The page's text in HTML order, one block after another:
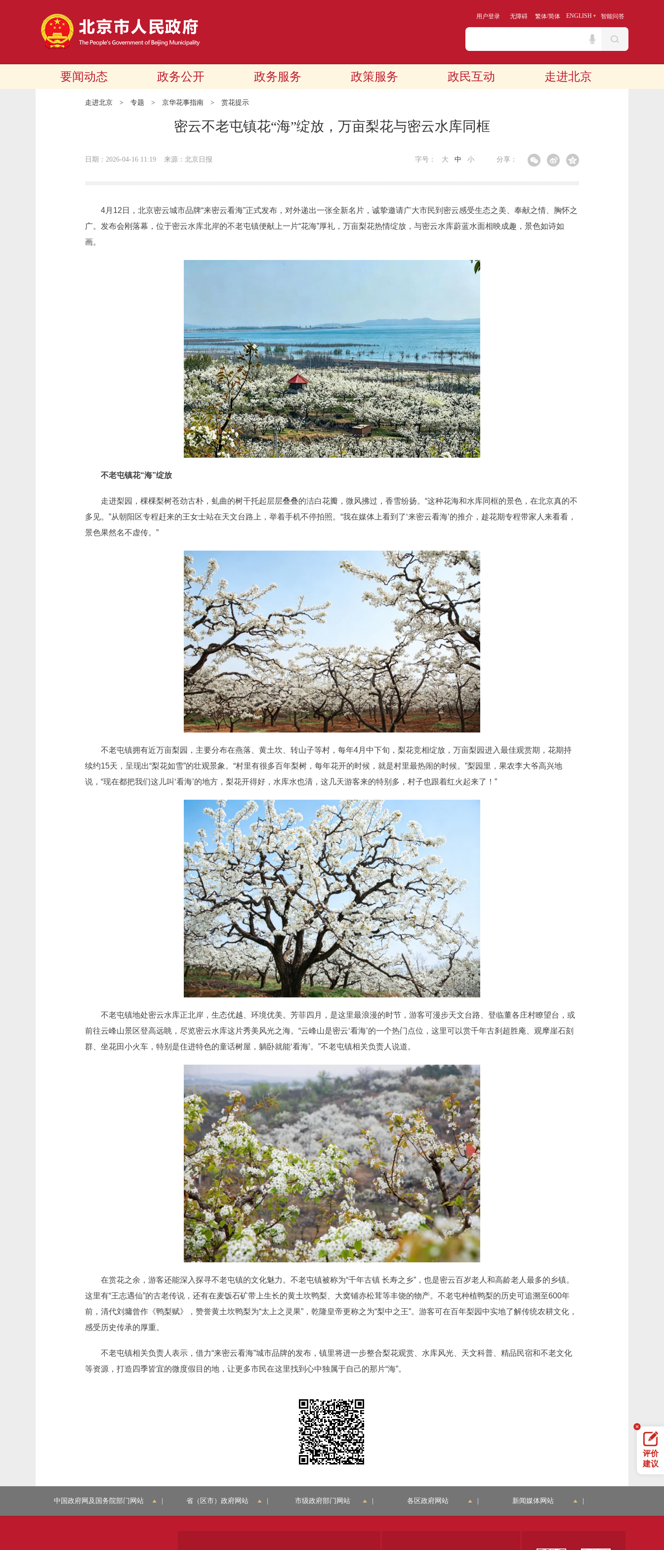
用户登录 无障碍 繁体/简体 ENGLISH 智能问答
要闻动态 政务公开 政务服务 政策服务 政民互动 走进北京
走进北京 > 专题 > 京华花事指南 > 赏花提示
密云不老屯镇花“海”绽放，万亩梨花与密云水库同框
日期：2026-04-16 11:19 来源：北京日报 分享：
字号： 大 中 小
4月12日，北京密云城市品牌“来密云看海”正式发布，对外递出一张全新名片，诚挚邀请广大市民到密云感受生态之美、奉献之情、胸怀之
广。发布会刚落幕，位于密云水库北岸的不老屯镇便献上一片“花海”厚礼，万亩梨花热情绽放，与密云水库蔚蓝水面相映成趣，景色如诗如
画。
不老屯镇花“海”绽放
走进梨园，棵棵梨树苍劲古朴，虬曲的树干托起层层叠叠的洁白花瓣，微风拂过，香雪纷扬。“这种花海和水库同框的景色，在北京真的不
多见。”从朝阳区专程赶来的王女士站在天文台路上，举着手机不停拍照。“我在媒体上看到了‘来密云看海’的推介，趁花期专程带家人来看看，
景色果然名不虚传。”
不老屯镇拥有近万亩梨园，主要分布在燕落、黄土坎、转山子等村，每年4月中下旬，梨花竞相绽放，万亩梨园进入最佳观赏期，花期持
续约15天，呈现出“梨花如雪”的壮观景象。“村里有很多百年梨树，每年花开的时候，就是村里最热闹的时候。”梨园里，果农李大爷高兴地
说，“现在都把我们这儿叫‘看海’的地方，梨花开得好，水库水也清，这几天游客来的特别多，村子也跟着红火起来了！”
不老屯镇地处密云水库正北岸，生态优越、环境优美。芳菲四月，是这里最浪漫的时节，游客可漫步天文台路、登临董各庄村瞭望台，或
前往云峰山景区登高远眺，尽览密云水库这片秀美风光之海。“云峰山是密云‘看海’的一个热门点位，这里可以赏千年古刹超胜庵、观摩崖石刻
群、坐花田小火车，特别是住进特色的童话树屋，躺卧就能‘看海’。”不老屯镇相关负责人说道。
在赏花之余，游客还能深入探寻不老屯镇的文化魅力。不老屯镇被称为“千年古镇 长寿之乡”，也是密云百岁老人和高龄老人最多的乡镇。
这里有“王志遇仙”的古老传说，还有在麦饭石矿带上生长的黄土坎鸭梨、大窝铺赤松茸等丰饶的物产。不老屯种植鸭梨的历史可追溯至600年
前，清代刘墉曾作《鸭梨赋》，赞誉黄土坎鸭梨为“太上之灵果”，乾隆皇帝更称之为“梨中之王”。游客可在百年梨园中实地了解传统农耕文化，
感受历史传承的厚重。
不老屯镇相关负责人表示，借力“来密云看海”城市品牌的发布，镇里将进一步整合梨花观赏、水库风光、天文科普、精品民宿和不老文化
等资源，打造四季皆宜的微度假目的地，让更多市民在这里找到心中独属于自己的那片“海”。
评价
建议
中国政府网及国务院部门网站 省（区市）政府网站 市级政府部门网站 各区政府网站 新闻媒体网站